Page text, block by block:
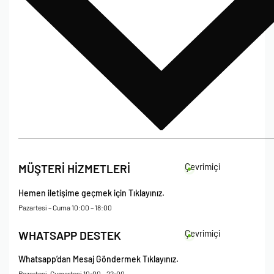
Çerez Politikası
Kişisel Verileri Koruma – Çerez ve Ticari İletişim Açık Rıza Metni
Mesafeli Satış Sözleşmesi
MÜŞTERİ HİZMETLERİ Çevrimiçi
Hemen iletişime geçmek için Tıklayınız.
Pazartesi – Cuma 10:00 – 18:00
WHATSAPP DESTEK Çevrimiçi
Whatsapp’dan Mesaj Göndermek Tıklayınız.